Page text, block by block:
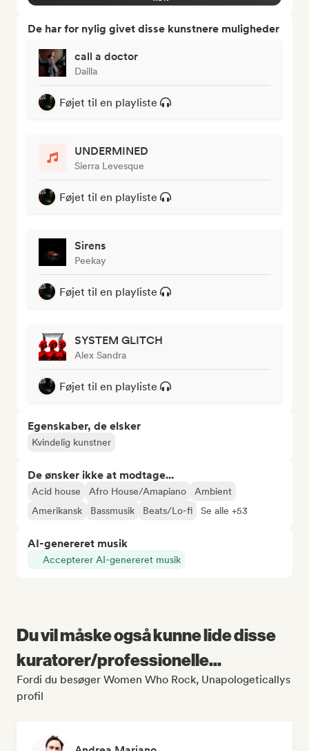
De har for nylig givet disse kunstnere muligheder
call a doctor
Dailla
Føjet til en playliste
UNDERMINED
Sierra Levesque
Føjet til en playliste
Sirens
Peekay
Føjet til en playliste
SYSTEM GLITCH
Alex Sandra
Føjet til en playliste
Egenskaber, de elsker
Kvindelig kunstner
De ønsker ikke at modtage...
Acid house Afro House/Amapiano
Ambient
Amerikansk
Bassmusik Beats/Lo-fi Se alle +53
AI-genereret musik
Accepterer AI-genereret musik
Du vil måske også kunne lide disse
kuratorer/professionelle...
Fordi du besøger Women Who Rock, Unapologeticallys
profil